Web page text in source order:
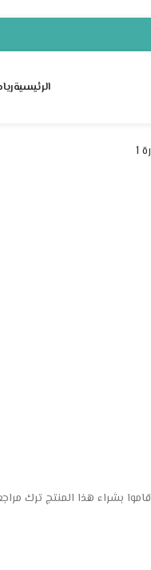
الرئيسية
بشراء هذا المنتج ترك